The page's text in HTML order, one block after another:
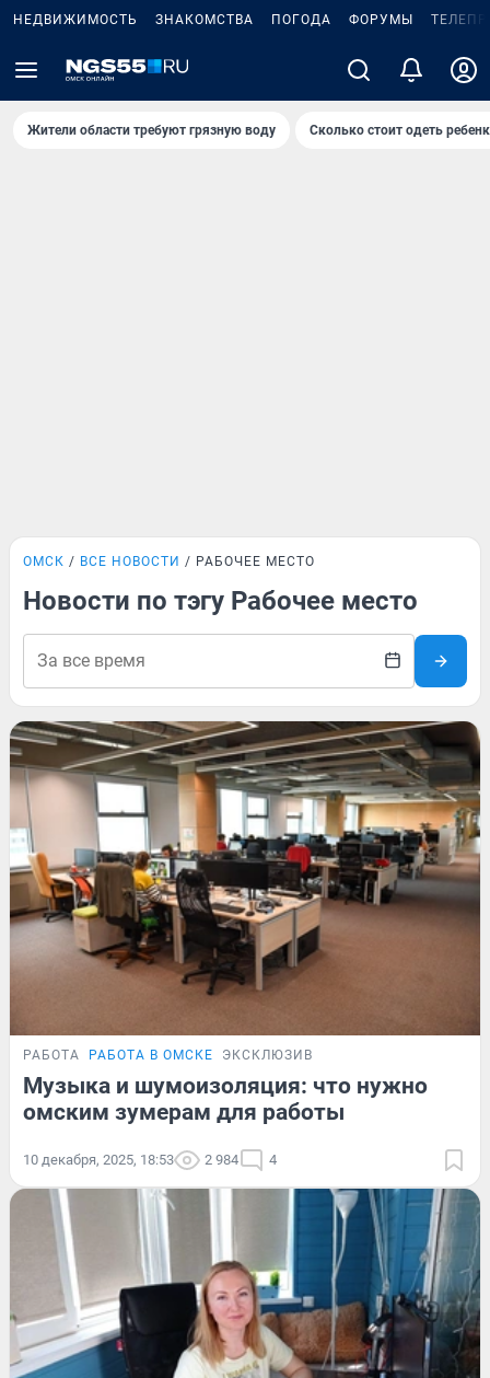
НЕДВИЖИМОСТЬ ЗНАКОМСТВА ПОГОДА ФОРУМЫ
Жители области требуют грязную воду Сколько стоит одеть
ОМСК ВСЕ НОВОСТИ РАБОЧЕЕ МЕСТО
Новости по тэгу Рабочее место
РАБОТА РАБОТА В ОМСКЕ ЭКСКЛЮЗИВ
Музыка и шумоизоляция: что нужно
омским зумерам для работы
10 декабря, 2025, 18:53 2 984 4